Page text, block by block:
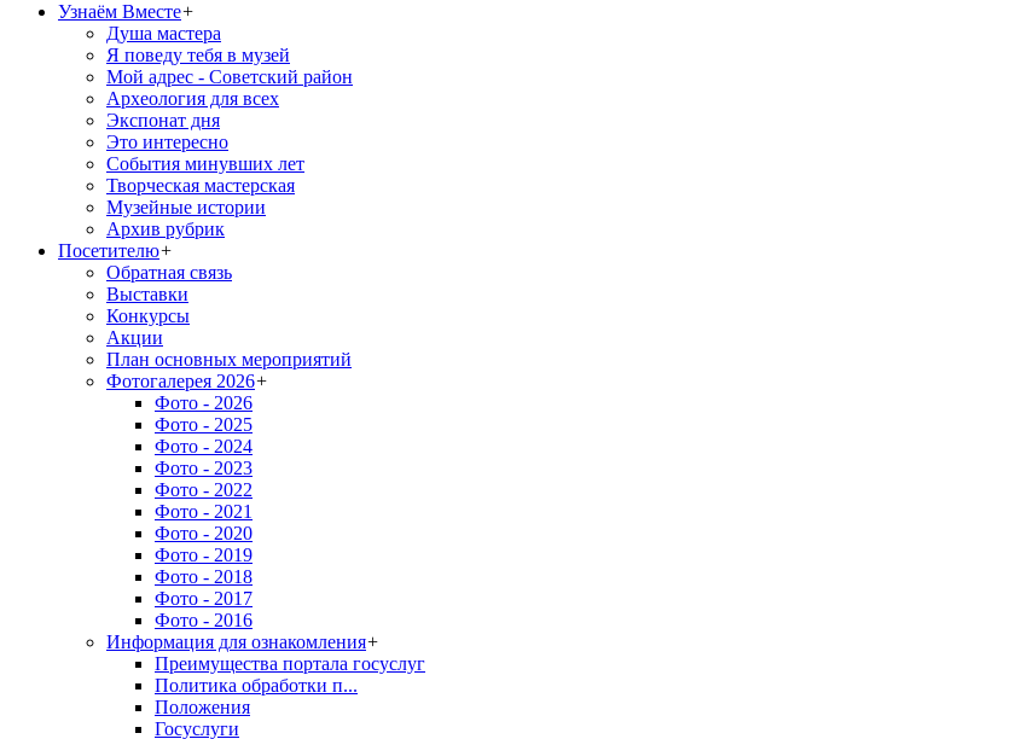
Узнаём Вместе+
Душа мастера
Я поведу тебя в музей
Мой адрес - Советский район
Археология для всех
Экспонат дня
Это интересно
События минувших лет
Творческая мастерская
Музейные истории
Архив рубрик
Посетителю+
Обратная связь
Выставки
Конкурсы
Акции
План основных мероприятий
Фотогалерея 2026+
Фото - 2026
Фото - 2025
Фото - 2024
Фото - 2023
Фото - 2022
Фото - 2021
Фото - 2020
Фото - 2019
Фото - 2018
Фото - 2017
Фото - 2016
Информация для ознакомления+
Преимущества портала госуслуг
Политика обработки п...
Положения
Госуслуги